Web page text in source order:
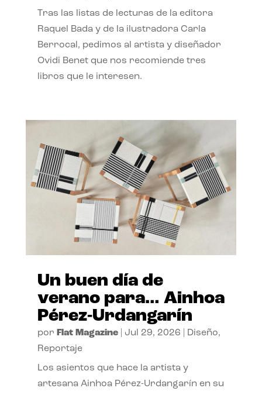
Tras las listas de lecturas de la editora
Raquel Bada y de la ilustradora Carla
Berrocal, pedimos al artista y diseñador
Ovidi Benet que nos recomiende tres
libros que le interesen.
Un buen día de
verano para… Ainhoa
Pérez-Urdangarín
por Flat Magazine| Jul 29, 2026 Diseño,
Reportaje
Los asientos que hace la artista y
artesana Ainhoa Pérez-Urdangarín en su